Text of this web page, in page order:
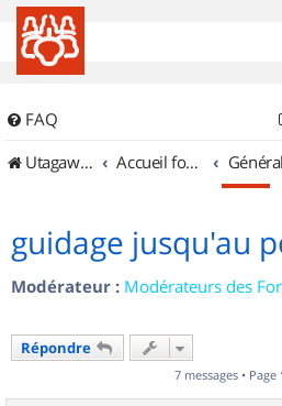
FAQ
UtagawaVTT (Randos VTT et VTTAE avec traces GPS)
Accueil forum
guidage jusqu'au
Modérateur : Modérateurs des
Répondre
7 messages • Page